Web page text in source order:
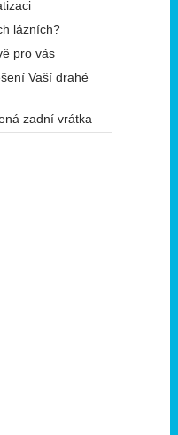
lázních?
pro vás
Vaší drahé
zadní vrátka